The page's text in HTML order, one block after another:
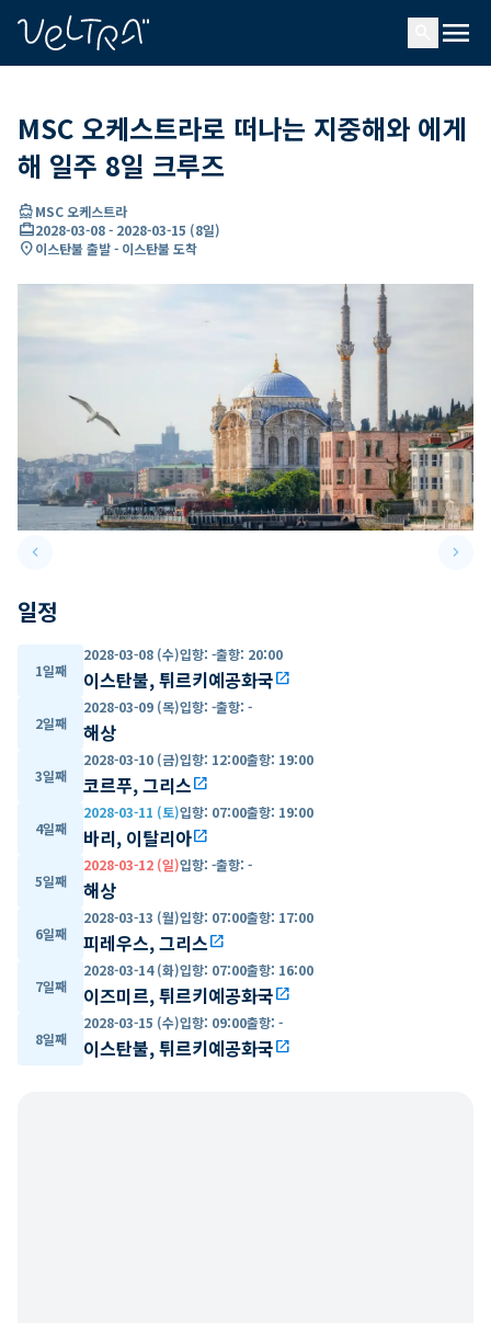
menu
MSC 오케스트라로 떠나는 지중해와 에게
해 일주 8일 크루즈
directions_boatMSC 오케스트라
card_travel2028-03-08- 2028-03-15 (8일)
location_on이스탄불 출발 - 이스탄불 도착
keyboard_arrow_leftPrevious slide keyboard_arrow_right
일정
1일째
2028-03-08 (수)입항: -출항: 20:00
이스탄불, 튀르키예공화국open_in_new
2일째
2028-03-09 (목)입항: -출항: -
해상
3일째
2028-03-10 (금)입항: 12:00출항: 19:00
코르푸, 그리스open_in_new
4일째
2028-03-11 (토)입항: 07:00출항: 19:00
바리, 이탈리아open_in_new
5일째
2028-03-12 (일)입항: -출항: -
해상
6일째
2028-03-13 (월)입항: 07:00출항: 17:00
피레우스, 그리스open_in_new
7일째
2028-03-14 (화)입항: 07:00출항: 16:00
이즈미르, 튀르키예공화국open_in_new
8일째
2028-03-15 (수)입항: 09:00출항: -
이스탄불, 튀르키예공화국open_in_new